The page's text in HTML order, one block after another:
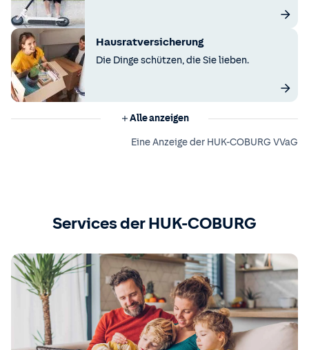
Hausratversicherung
Die Dinge schützen, die Sie lieben.
Alle anzeigen
Eine Anzeige der HUK-COBURG VVaG
Services der HUK-COBURG